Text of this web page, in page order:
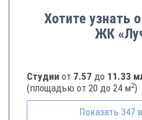
Хотите узнать
ЖК
Студии от 7.57 до 11.33
(площадью от 20 до 24 м2)
Показать 347